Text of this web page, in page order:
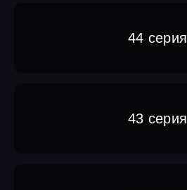
44 серия
43 серия